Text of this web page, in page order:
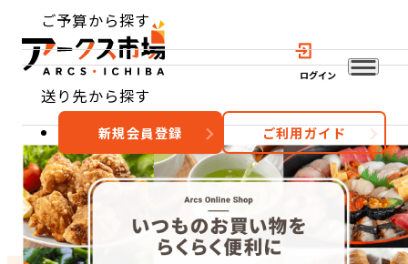
ログイン
ご予算から探す
送り先から探す
新規会員登録 ご利用ガイド